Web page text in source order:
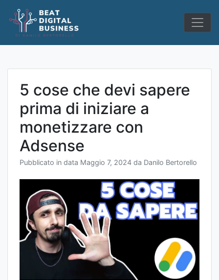
5 cose che devi sapere
prima di iniziare a
monetizzare con
Adsense
Pubblicato in data Maggio 7, 2024 da Danilo Bertorello